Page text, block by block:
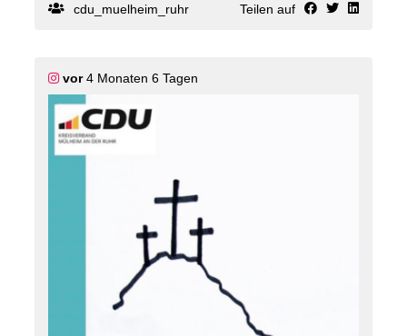
cdu_muelheim_ruhr Teilen auf
vor4 Monaten 6 Tagen